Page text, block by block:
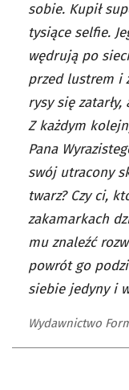
sobie. Kupił
tysiące selfie.
wędrują po
przed lustrem i
rysy się
Z każdym
Pana
swój utracony
twarz? Czy ci,
zakamarkach
mu znaleźć
powrót go
siebie jedyny i
Wydawnictwo